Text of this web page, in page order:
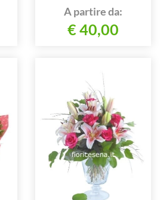
A partire da:
€ 40,00